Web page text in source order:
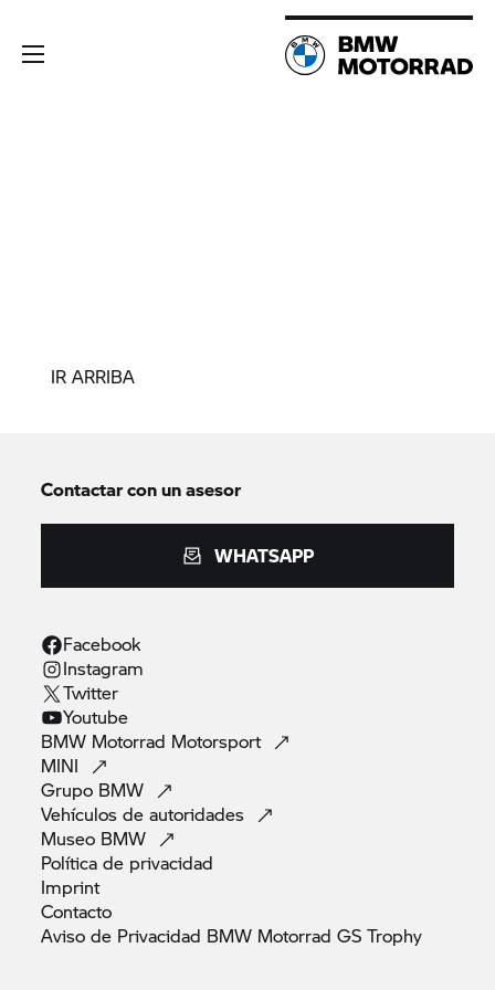
IR ARRIBA
Contactar con un asesor
WHATSAPP
Facebook
Instagram
Twitter
Youtube
BMW Motorrad Motorsport
MINI
Grupo BMW
Vehículos deautoridades
Museo BMW
Política de privacidad
Imprint
Contacto
Aviso de Privacidad BMW Motorrad GSTrophy